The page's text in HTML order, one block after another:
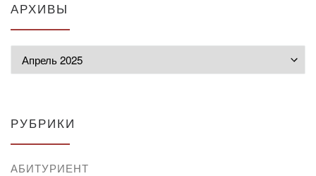
АРХИВЫ
РУБРИКИ
АБИТУРИЕНТ